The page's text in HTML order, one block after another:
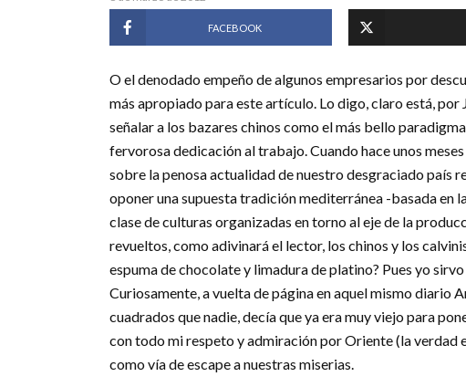
FACEBOOK
O el denodado empeño de algunos empresarios por
más apropiado para este artículo. Lo digo, claro está,
señalar a los bazares chinos como el más bello
fervorosa dedicación al trabajo. Cuando hace unos
sobre la penosa actualidad de nuestro desgraciado país
oponer una supuesta tradición mediterránea -basada en
clase de culturas organizadas en torno al eje de la
revueltos, como adivinará el lector, los chinos y los
espuma de chocolate y limadura de platino? Pues yo
Curiosamente, a vuelta de página en aquel mismo diario
cuadrados que nadie, decía que ya era muy viejo para
con todo mi respeto y admiración por Oriente (la verdad
como vía de escape a nuestras miserias.